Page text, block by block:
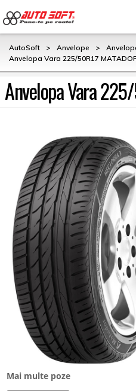
AutoSoft > Anvelope >
Anvelopa Vara 225/50R17
Anvelopa Vara
Mai multe poze